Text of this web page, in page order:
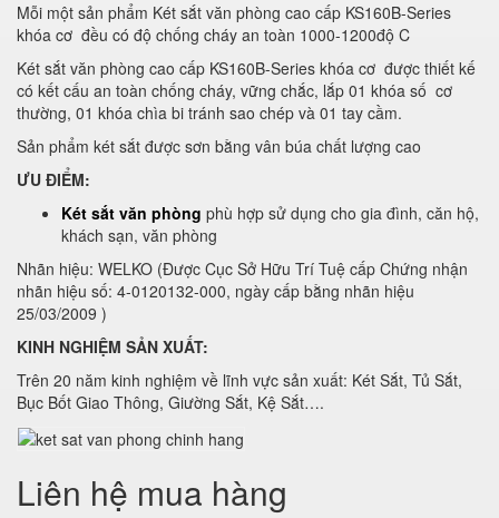
Mỗi một sản phẩm Két sắt văn phòng cao cấp KS160B-Series
khóa cơ đều có độ chống cháy an toàn 1000-1200độ C
Két sắt văn phòng cao cấp KS160B-Series khóa cơ được thiết kế
có kết cấu an toàn chống cháy, vững chắc, lắp 01 khóa số cơ
thường, 01 khóa chìa bi tránh sao chép và 01 tay cầm.
Sản phẩm két sắt được sơn bằng vân búa chất lượng cao
ƯU ĐIỂM:
Két sắt văn phòng phù hợp sử dụng cho gia đình, căn hộ,
khách sạn, văn phòng
Nhãn hiệu: WELKO (Được Cục Sở Hữu Trí Tuệ cấp Chứng nhận
nhãn hiệu số: 4-0120132-000, ngày cấp bằng nhãn hiệu
25/03/2009 )
KINH NGHIỆM SẢN XUẤT:
Trên 20 năm kinh nghiệm về lĩnh vực sản xuất: Két Sắt, Tủ Sắt,
Bục Bốt Giao Thông, Giường Sắt, Kệ Sắt….
Liên hệ mua hàng